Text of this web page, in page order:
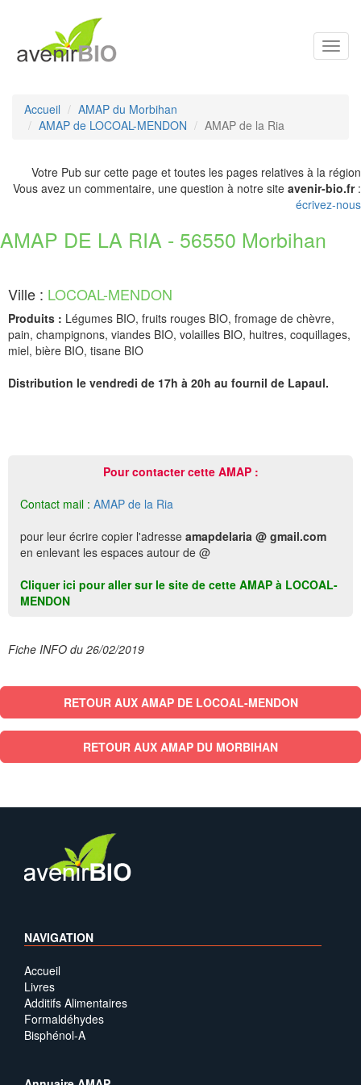
Accueil
AMAP du Morbihan
AMAP de LOCOAL-MENDON
AMAP de la Ria
Votre Pub sur cette page et toutes les pages relatives à la région
Vous avez un commentaire, une question à notre site avenir-bio.fr:
écrivez-nous
AMAP DE LA RIA - 56550 Morbihan
Ville : LOCOAL-MENDON
Produits : Légumes BIO, fruits rouges BIO, fromage de chèvre,
pain, champignons, viandes BIO, volailles BIO, huitres, coquillages,
miel, bière BIO, tisane BIO
Distribution le vendredi de 17h à 20h au fournil de Lapaul.
Pour contacter cette AMAP :
Contact mail : AMAP de la Ria
pour leur écrire copier l'adresse amapdelaria @ gmail.com
en enlevant les espaces autour de @
Cliquer ici pour aller sur le site de cette AMAP à LOCOAL-
MENDON
Fiche INFO du 26/02/2019
RETOUR AUX AMAP DE LOCOAL-MENDON
RETOUR AUX AMAP DU MORBIHAN
NAVIGATION
Accueil
Livres
Additifs Alimentaires
Formaldéhydes
Bisphénol-A